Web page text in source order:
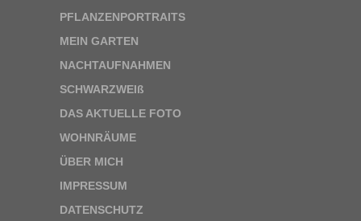
PFLANZENPORTRAITS
MEIN GARTEN
NACHTAUFNAHMEN
SCHWARZWEIß
DAS AKTUELLE FOTO
WOHNRÄUME
ÜBER MICH
IMPRESSUM
DATENSCHUTZ